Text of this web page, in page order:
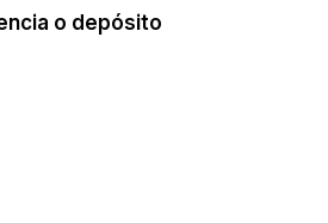
o depósito